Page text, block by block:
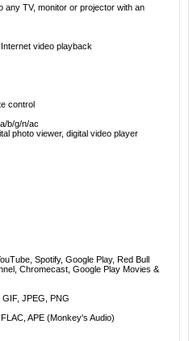
any TV, monitor or projector with an
video playback
control
b/g/n/ac
photo viewer, digital video player
Spotify, Google Play, Red Bull
Chromecast, Google Play Movies &
GIF, JPEG, PNG
APE (Monkey's Audio)